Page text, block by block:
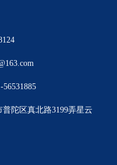
56531885
陀区真北路3199弄星云